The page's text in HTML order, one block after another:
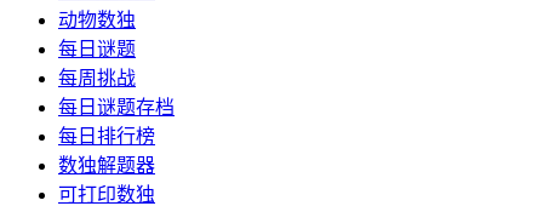
动物数独
每日谜题
每周挑战
每日谜题存档
每日排行榜
数独解题器
可打印数独